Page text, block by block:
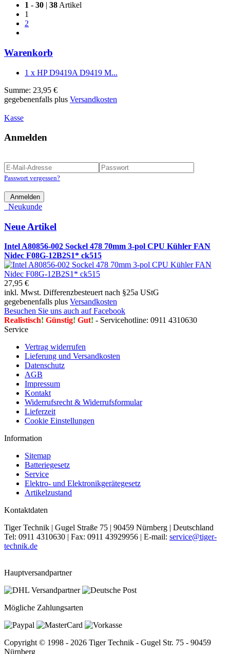
1 - 30 | 38 Artikel
1
2
Warenkorb
1 x HP D9419A D9419 M...
Summe: 23,95 €
gegebenenfalls plus Versandkosten
Kasse
Anmelden
Passwort vergessen?
Anmelden
Neukunde
Neue Artikel
Intel A80856-002 Sockel 478 70mm 3-pol CPU Kühler FAN
Nidec F08G-12B2S1* ck515
27,95 €
inkl. Mwst. Differenzbesteuert nach §25a UStG
gegebenenfalls plus Versandkosten
Besuchen Sie uns auch auf Facebook
Realistisch! Günstig! Gut! - Servicehotline: 0911 4310630
Service
Vertrag widerrufen
Lieferung und Versandkosten
Datenschutz
AGB
Impressum
Kontakt
Widerrufsrecht & Widerrufsformular
Lieferzeit
Cookie Einstellungen
Information
Sitemap
Batteriegesetz
Service
Elektro- und Elektronikgerätegesetz
Artikelzustand
Kontaktdaten
Tiger Technik | Gugel Straße 75 | 90459 Nürnberg | Deutschland
Tel: 0911 4310630 | Fax: 0911 43929956 | E-mail: service@tiger-
technik.de
Hauptversandpartner
Mögliche Zahlungsarten
Copyright © 1998 - 2026 Tiger Technik - Gugel Str. 75 - 90459
Nürnberg